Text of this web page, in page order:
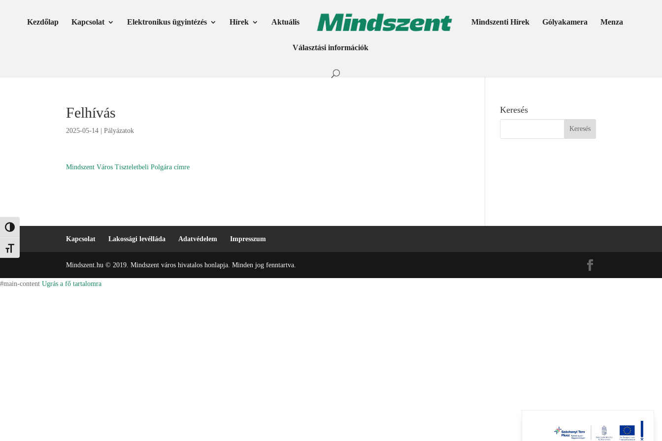
Nagy kontraszt váltása
Betűméret váltása
Kezdőlap Kapcsolat Elektronikus ügyintézés Hírek Aktuális Mindszenti Hírek Gólyakamera Menza
Választási információk
Felhívás
2025-05-14 |Pályázatok
Mindszent Város Tiszteletbeli Polgára címre
Keresés
Kapcsolat Lakossági levélláda Adatvédelem Impresszum
Mindszent.hu © 2019. Mindszent város hivatalos honlapja. Minden jog fenntartva.
#main-content Ugrás a fő tartalomra